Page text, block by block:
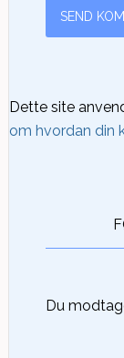
Dette site
om hvordan din
Du